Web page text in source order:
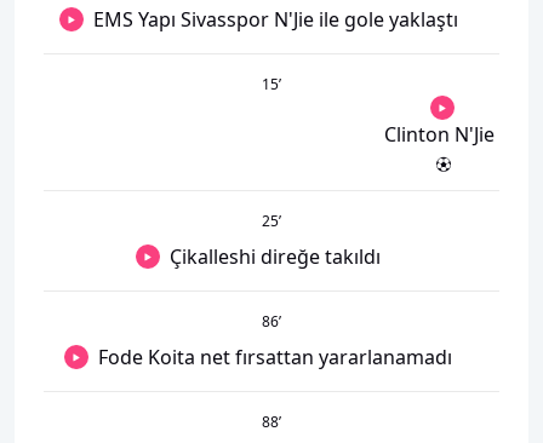
EMS Yapı Sivasspor N'Jie ile gole yaklaştı
15’
Clinton N'Jie
25’
Çikalleshi direğe takıldı
86’
Fode Koita net fırsattan yararlanamadı
88’